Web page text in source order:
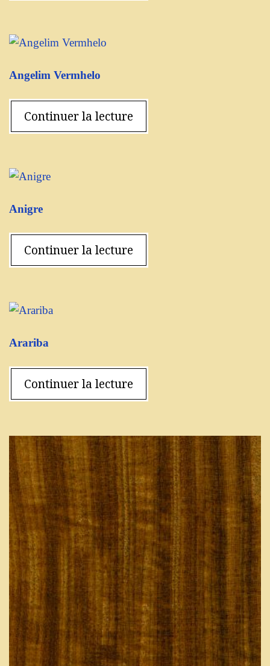
Angelim Vermhelo
Continuer la lecture
Anigre
Continuer la lecture
Arariba
Continuer la lecture